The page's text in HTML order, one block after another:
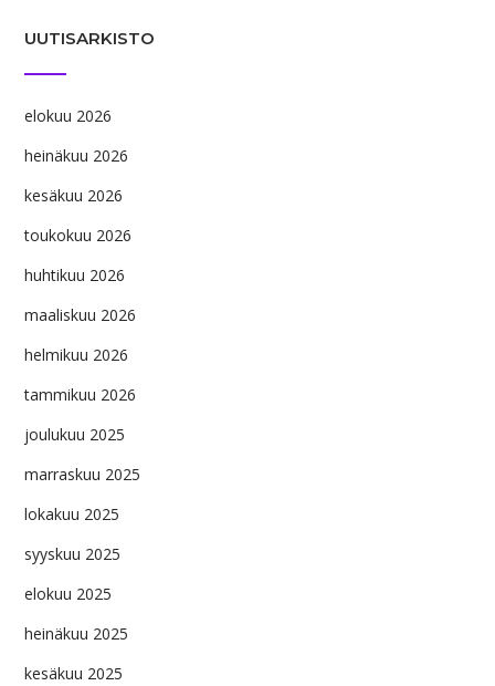
UUTISARKISTO
elokuu 2026
heinäkuu 2026
kesäkuu 2026
toukokuu 2026
huhtikuu 2026
maaliskuu 2026
helmikuu 2026
tammikuu 2026
joulukuu 2025
marraskuu 2025
lokakuu 2025
syyskuu 2025
elokuu 2025
heinäkuu 2025
kesäkuu 2025